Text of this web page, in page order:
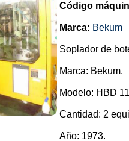
Código
Marca: Bekum
Soplador de
Marca: Bekum.
Modelo: HBD
Cantidad: 2
Año: 1973.